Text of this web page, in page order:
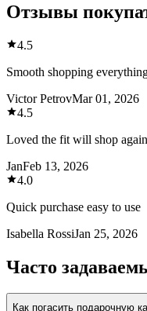
Отзывы
4.5
Smooth shopping
Victor PetrovMar 01, 2026
4.5
Loved the fit will shop again
JanFeb 13, 2026
4.0
Quick purchase easy to use
Isabella RossiJan 25, 2026
Часто
Как погасить подарочную